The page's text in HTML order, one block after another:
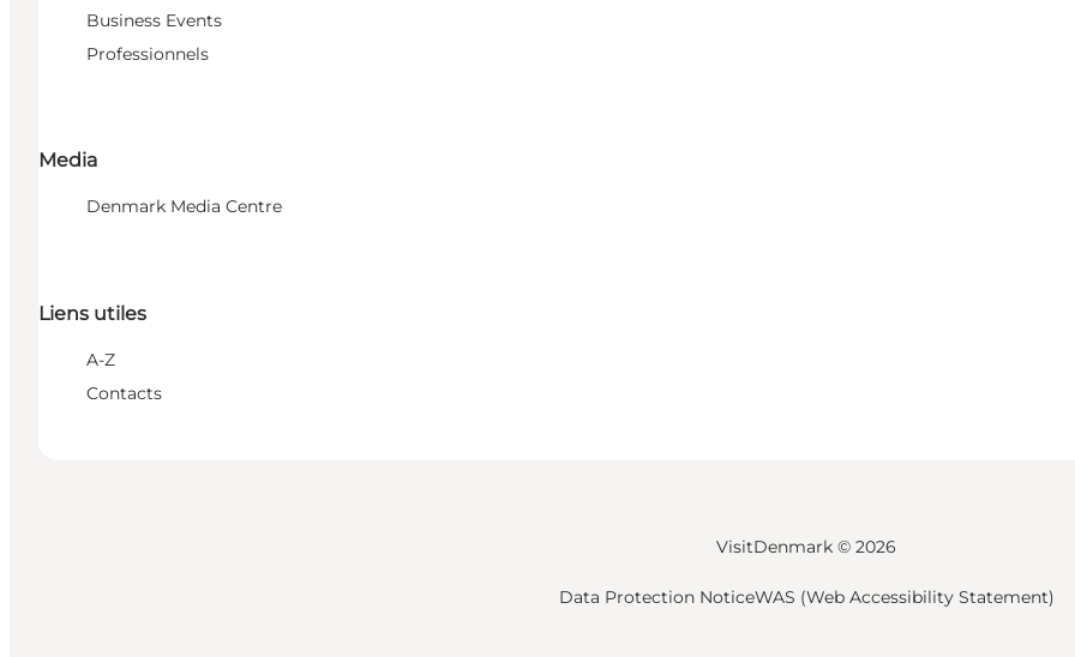
Business Events
Professionnels
Media
Denmark Media Centre
Liens utiles
A-Z
Contacts
VisitDenmark © 2026
Data Protection NoticeWAS (Web Accessibility Statement)